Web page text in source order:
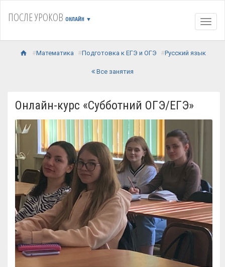
ПОСЛЕ УРОКОВ ОНЛАЙН ▼
Математика Подготовка к ЕГЭ и ОГЭ Русский язык
Все занятия
Онлайн-курс «Субботний ОГЭ/ЕГЭ»